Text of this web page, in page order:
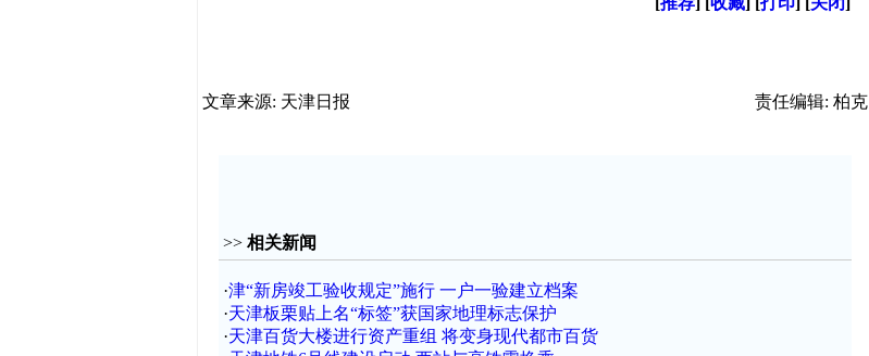
文章来源: 天津日报 责任编辑: 柏克
>> 相关新闻
·津“新房竣工验收规定”施行 一户一验建立档案
·天津板栗贴上名“标签”获国家地理标志保护
·天津百货大楼进行资产重组 将变身现代都市百货